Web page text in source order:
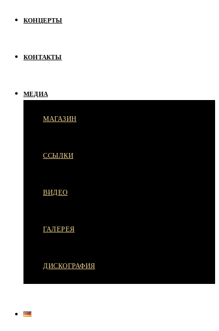
КОНЦЕРТЫ
КОНТАКТЫ
МЕДИА
МАГАЗИН
ССЫЛКИ
ВИДЕО
ГАЛЕРЕЯ
ДИСКОГРАФИЯ